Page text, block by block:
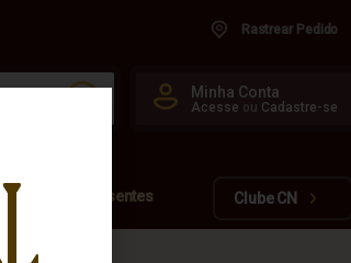
Rastrear Pedido
Minha Conta
Acesse ou Cadastre-se
Marcas Presentes Clube CN